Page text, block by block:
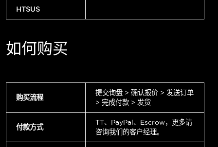
HTSUS
如何购买
购买流程
提交询盘 > 确认报价 > 发送订单
> 完成付款 > 发货
付款方式
TT、PayPal、Escrow，更多请
咨询我们的客户经理。